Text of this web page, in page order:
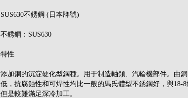
SUS630不銹鋼 (日本牌號)
不銹鋼：SUS630
特性
添加銅的沉淀硬化型鋼種。用于制造軸類、汽輪機部件。由
低，抗腐蝕性和可焊性均比一般的馬氏體型不銹鋼好，與18-
但是較難滿足深冷加工。